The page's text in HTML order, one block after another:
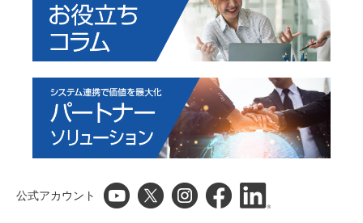
公式アカウント